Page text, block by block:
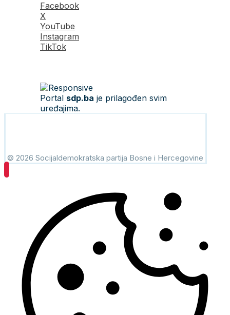
Facebook
X
YouTube
Instagram
TikTok
Portal sdp.ba je prilagođen svim
uređajima.
© 2026 Socijaldemokratska partija Bosne i Hercegovine